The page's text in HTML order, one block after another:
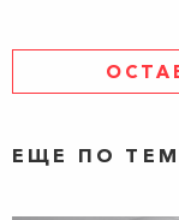
ЕЩЕ ПО